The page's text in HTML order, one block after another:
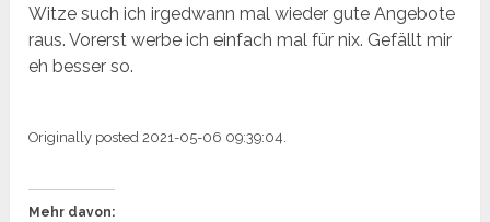
Witze such ich irgedwann mal wieder gute Angebote
raus. Vorerst werbe ich einfach mal für nix. Gefällt mir
eh besser so.
Originally posted 2021-05-06 09:39:04.
Mehr davon: